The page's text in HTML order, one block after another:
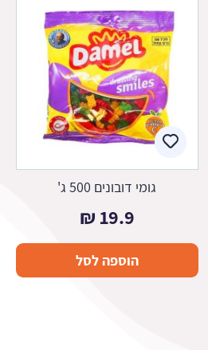
גומי דובונים 500 ג'
19.9
₪
הוספה לסל